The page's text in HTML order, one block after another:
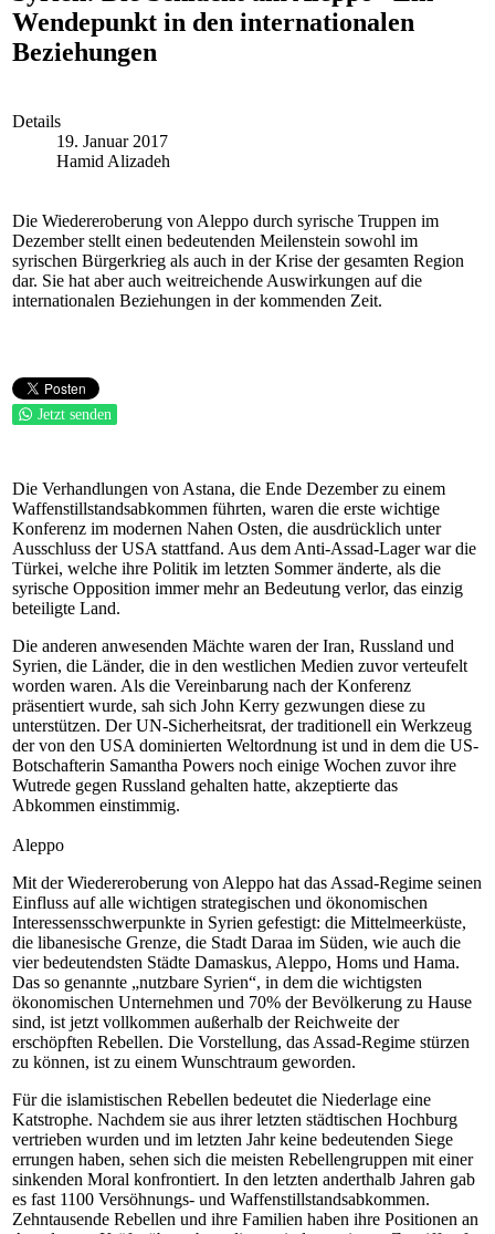
Wendepunkt in den internationalen
Beziehungen
Details
19. Januar 2017
Hamid Alizadeh
Die Wiedereroberung von Aleppo durch syrische Truppen im
Dezember stellt einen bedeutenden Meilenstein sowohl im
syrischen Bürgerkrieg als auch in der Krise der gesamten Region
dar. Sie hat aber auch weitreichende Auswirkungen auf die
internationalen Beziehungen in der kommenden Zeit.
Jetzt senden
Die Verhandlungen von Astana, die Ende Dezember zu einem
Waffenstillstandsabkommen führten, waren die erste wichtige
Konferenz im modernen Nahen Osten, die ausdrücklich unter
Ausschluss der USA stattfand. Aus dem Anti-Assad-Lager war die
Türkei, welche ihre Politik im letzten Sommer änderte, als die
syrische Opposition immer mehr an Bedeutung verlor, das einzig
beteiligte Land.
Die anderen anwesenden Mächte waren der Iran, Russland und
Syrien, die Länder, die in den westlichen Medien zuvor verteufelt
worden waren. Als die Vereinbarung nach der Konferenz
präsentiert wurde, sah sich John Kerry gezwungen diese zu
unterstützen. Der UN-Sicherheitsrat, der traditionell ein Werkzeug
der von den USA dominierten Weltordnung ist und in dem die US-
Botschafterin Samantha Powers noch einige Wochen zuvor ihre
Wutrede gegen Russland gehalten hatte, akzeptierte das
Abkommen einstimmig.
Aleppo
Mit der Wiedereroberung von Aleppo hat das Assad-Regime seinen
Einfluss auf alle wichtigen strategischen und ökonomischen
Interessensschwerpunkte in Syrien gefestigt: die Mittelmeerküste,
die libanesische Grenze, die Stadt Daraa im Süden, wie auch die
vier bedeutendsten Städte Damaskus, Aleppo, Homs und Hama.
Das so genannte „nutzbare Syrien“, in dem die wichtigsten
ökonomischen Unternehmen und 70% der Bevölkerung zu Hause
sind, ist jetzt vollkommen außerhalb der Reichweite der
erschöpften Rebellen. Die Vorstellung, das Assad-Regime stürzen
zu können, ist zu einem Wunschtraum geworden.
Für die islamistischen Rebellen bedeutet die Niederlage eine
Katstrophe. Nachdem sie aus ihrer letzten städtischen Hochburg
vertrieben wurden und im letzten Jahr keine bedeutenden Siege
errungen haben, sehen sich die meisten Rebellengruppen mit einer
sinkenden Moral konfrontiert. In den letzten anderthalb Jahren gab
es fast 1100 Versöhnungs- und Waffenstillstandsabkommen.
Zehntausende Rebellen und ihre Familien haben ihre Positionen an